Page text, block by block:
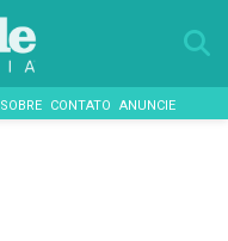
SOBRE CONTATO ANUNCIE